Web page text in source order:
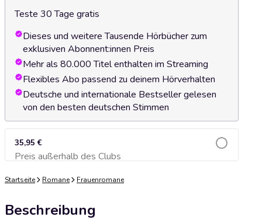
Teste 30 Tage gratis
Dieses und weitere Tausende Hörbücher zum
exklusiven Abonnent:innen Preis
Mehr als 80.000 Titel enthalten im Streaming
Flexibles Abo passend zu deinem Hörverhalten
Deutsche und internationale Bestseller gelesen
von den besten deutschen Stimmen
35,95 €
Preis außerhalb des ClubsZum Warenkorb hinzufügen
Startseite Romane Frauenromane
Beschreibung